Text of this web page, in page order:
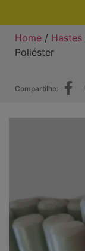
Home / Hastes
Poliéster
Compartilhe: